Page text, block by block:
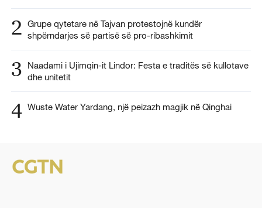
2 Grupe qytetare në Tajvan protestojnë kundër
shpërndarjes së partisë së pro-ribashkimit
3
Naadami i Ujimqin-it Lindor: Festa e traditës së kullotave
dhe unitetit
4 Wuste Water Yardang, një peizazh magjik në Qinghai